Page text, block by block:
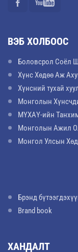
ВЭБ ХОЛБООС
Боловсрол Соёл
Хүнс Хөдөө Аж
Хүнсний тухай
Монголын
МҮХАҮ-ийн
Монголын Ажил
Монгол Улсын
Брэнд
Brand book
ХАНДАЛТ